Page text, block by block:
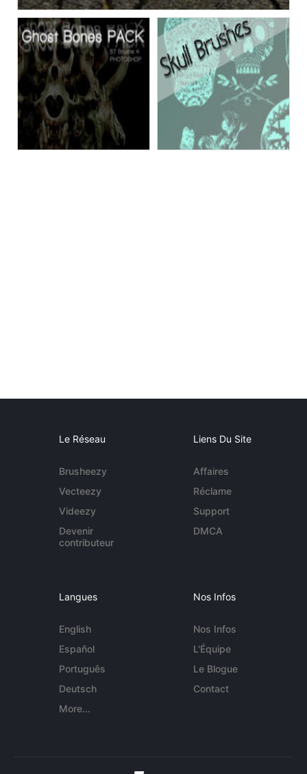
Le Réseau
Brusheezy
Vecteezy
Videezy
Devenir
contributeur
Liens Du Site
Affaires
Réclame
Support
DMCA
Langues
English
Español
Português
Deutsch
More...
Nos Infos
Nos Infos
L'Équipe
Le Blogue
Contact